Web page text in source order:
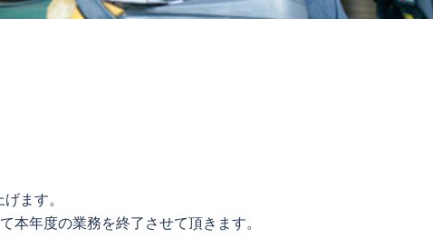
ます。
年度の業務を終了させて頂きます。